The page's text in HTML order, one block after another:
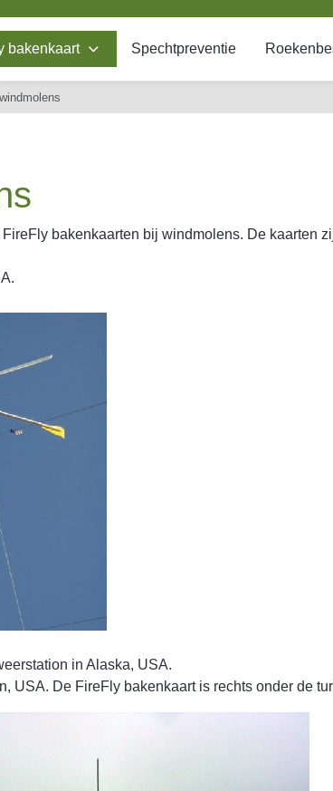
bakenkaart Spechtpreventie
bakenkaarten bij windmolens. De kaarten
in Alaska, USA.
USA. De FireFly bakenkaart is rechts onder de